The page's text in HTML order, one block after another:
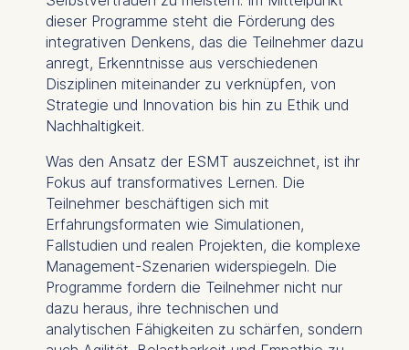
dieser Programme steht die Förderung des
integrativen Denkens, das die Teilnehmer dazu
anregt, Erkenntnisse aus verschiedenen
Disziplinen miteinander zu verknüpfen, von
Strategie und Innovation bis hin zu Ethik und
Nachhaltigkeit.
Was den Ansatz der ESMT auszeichnet, ist ihr
Fokus auf transformatives Lernen. Die
Teilnehmer beschäftigen sich mit
Erfahrungsformaten wie Simulationen,
Fallstudien und realen Projekten, die komplexe
Management-Szenarien widerspiegeln. Die
Programme fordern die Teilnehmer nicht nur
dazu heraus, ihre technischen und
analytischen Fähigkeiten zu schärfen, sondern
please see ourPrivacy
Policy andLegal Notice.
Essential
Cookies that are required
for basic website
functionality.
Cookies contained in
this category are:
Marketing
Cookies that help us to
provide more relevant
advertisement banners.
Cookies contained in
this category are: